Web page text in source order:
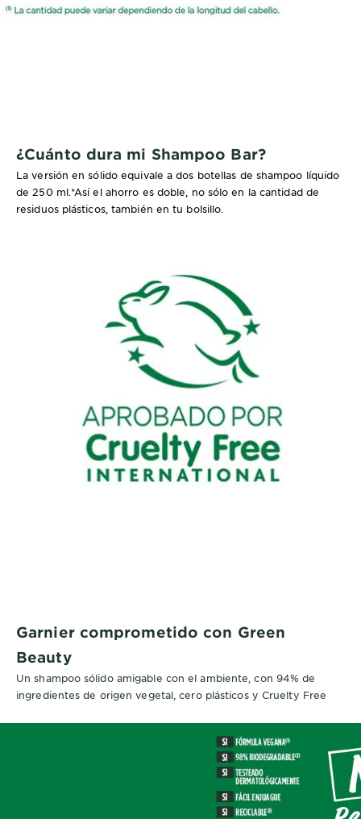
¿Cuánto dura mi Shampoo Bar?
La versión en sólido equivale a dos botellas de shampoo líquido
de 250 ml.*Así el ahorro es doble, no sólo en la cantidad de
residuos plásticos, también en tu bolsillo.
Garnier comprometido con Green
Beauty
Un shampoo sólido amigable con el ambiente, con 94% de
ingredientes de origen vegetal, cero plásticos y Cruelty Free